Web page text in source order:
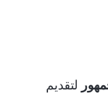
لتقديم